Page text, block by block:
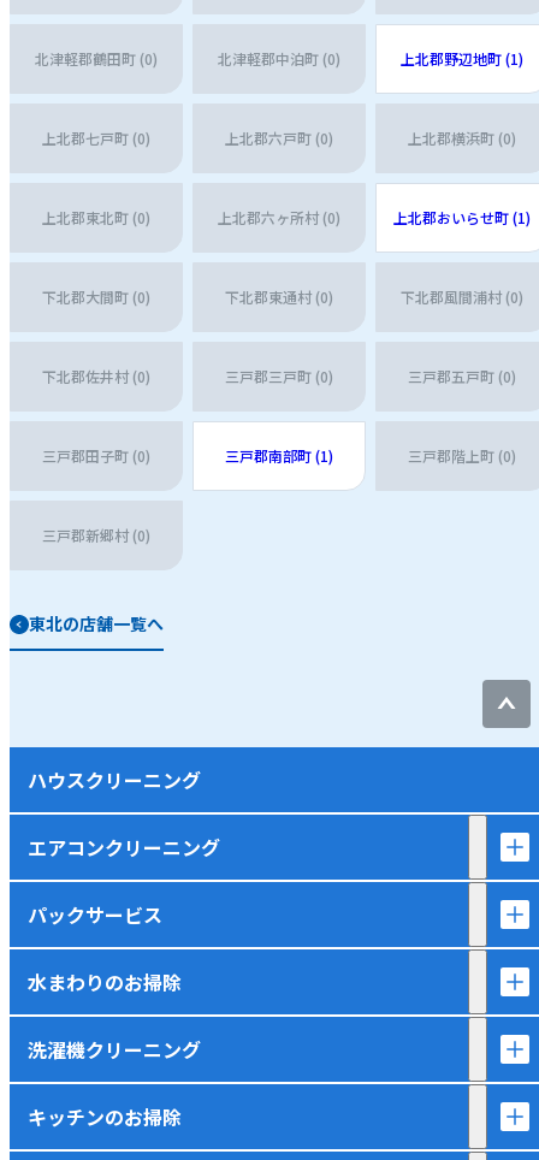
北津軽郡鶴田町 (0) 北津軽郡中泊町 (0) 上北郡野辺地町 (1)
上北郡七戸町 (0) 上北郡六戸町 (0) 上北郡横浜町 (0)
上北郡東北町 (0) 上北郡六ヶ所村 (0) 上北郡おいらせ町 (1)
下北郡大間町 (0) 下北郡東通村 (0) 下北郡風間浦村 (0)
下北郡佐井村 (0) 三戸郡三戸町 (0) 三戸郡五戸町 (0)
三戸郡田子町 (0) 三戸郡南部町 (1) 三戸郡階上町 (0)
三戸郡新郷村 (0)
東北の店舗一覧へ
ハウスクリーニング
エアコンクリーニング
パックサービス
水まわりのお掃除
洗濯機クリーニング
キッチンのお掃除